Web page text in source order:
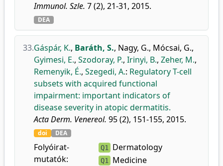
Immunol. Szle. 7 (2), 21-31, 2015.
DEA
33.Gáspár, K., Baráth, S., Nagy, G., Mócsai, G.,
Gyimesi, E., Szodoray, P., Irinyi, B., Zeher, M.,
Remenyik, É., Szegedi, A.: Regulatory T-cell
subsets with acquired functional
impairment: important indicators of
disease severity in atopic dermatitis.
Acta Derm. Venereol. 95 (2), 151-155, 2015.
doi DEA
Folyóirat-
mutatók:
Q1 Dermatology
Q1
Medicine